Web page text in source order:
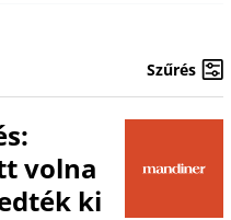
Szűrés
volna
ki